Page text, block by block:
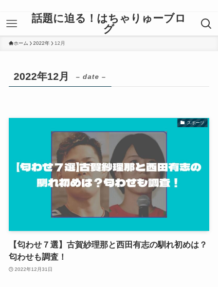
話題に迫る！はちゃりゅーブロ
グ
ホーム 2022年 12月
2022年12月 – date –
スポーツ
【匂わせ７選】古賀紗理那と西田有志の馴れ初めは？
匂わせも調査！
2022年12月31日